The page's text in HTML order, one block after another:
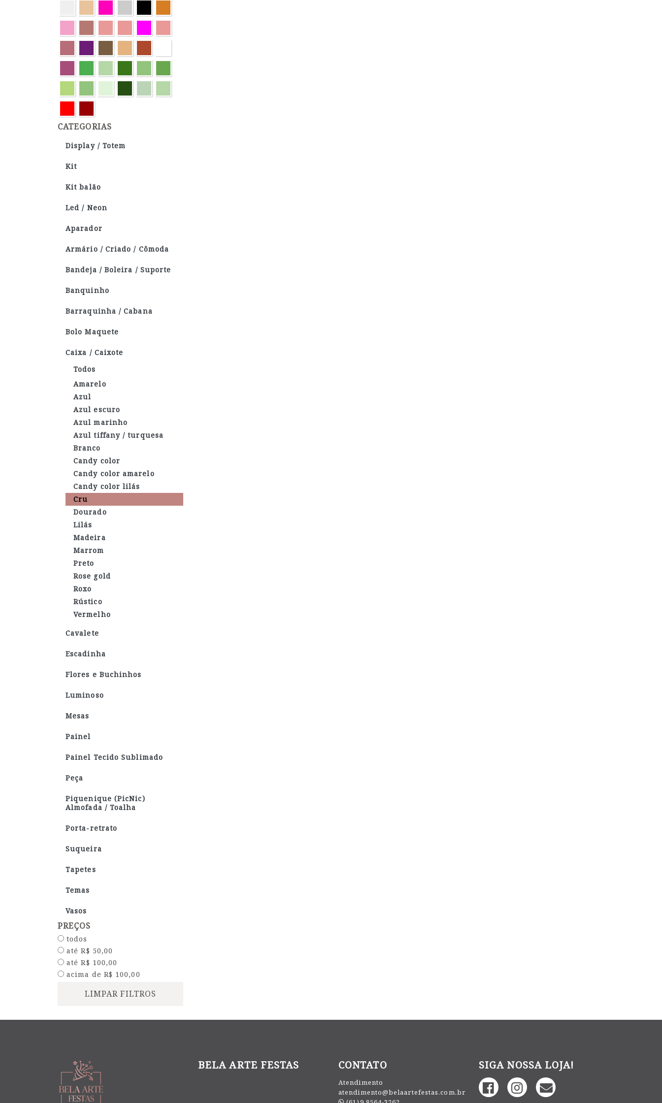
CATEGORIAS
Display / Totem
Kit
Kit balão
Led / Neon
Aparador
Armário / Criado / Cômoda
Bandeja / Boleira / Suporte
Banquinho
Barraquinha / Cabana
Bolo Maquete
Caixa / Caixote
Todos
Amarelo
Azul
Azul escuro
Azul marinho
Azul tiffany / turquesa
Branco
Candy color
Candy color amarelo
Candy color lilás
Cru
Dourado
Lilás
Madeira
Marrom
Preto
Rose gold
Roxo
Rústico
Vermelho
Cavalete
Escadinha
Flores e Buchinhos
Luminoso
Mesas
Painel
Painel Tecido Sublimado
Peça
Piquenique (PicNic)
Almofada / Toalha
Porta-retrato
Suqueira
Tapetes
Temas
Vasos
PREÇOS
todos
até R$ 50,00
até R$ 100,00
acima de R$ 100,00
LIMPAR FILTROS
BELA ARTE FESTAS CONTATO
Atendimento
atendimento@belaartefestas.com.br
SIGA NOSSA LOJA!